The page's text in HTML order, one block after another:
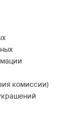
комиссии)